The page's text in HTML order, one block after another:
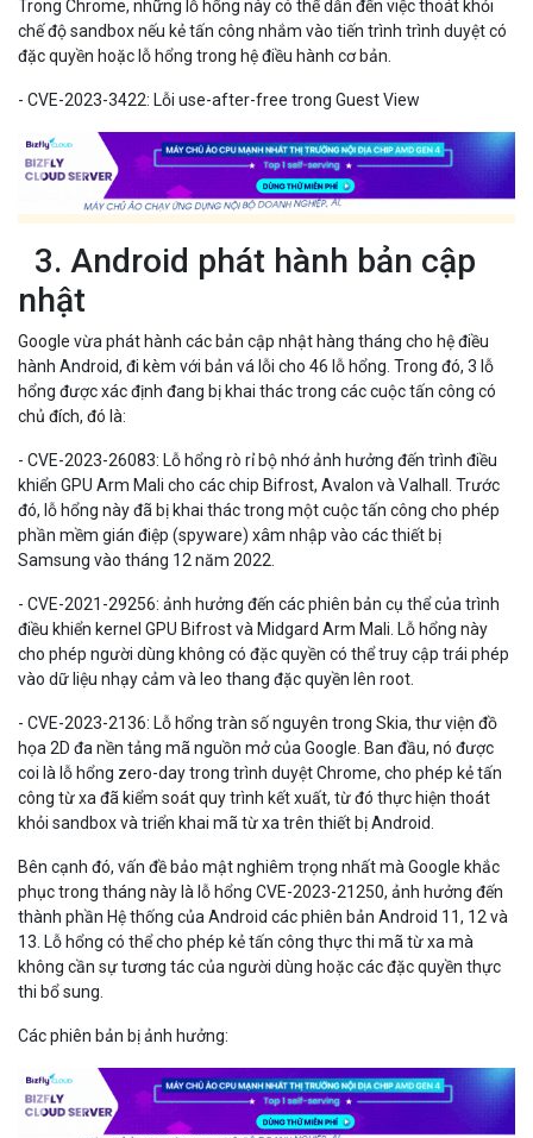
Trong Chrome, những lỗ hổng này có thể dẫn đến việc thoát khỏi
chế độ sandbox nếu kẻ tấn công nhắm vào tiến trình trình duyệt có
đặc quyền hoặc lỗ hổng trong hệ điều hành cơ bản.
- CVE-2023-3422: Lỗi use-after-free trong Guest View
3. Android phát hành bản cập
nhật
Google vừa phát hành các bản cập nhật hàng tháng cho hệ điều
hành Android, đi kèm với bản vá lỗi cho 46 lỗ hổng. Trong đó, 3 lỗ
hổng được xác định đang bị khai thác trong các cuộc tấn công có
chủ đích, đó là:
- CVE-2023-26083: Lỗ hổng rò rỉ bộ nhớ ảnh hưởng đến trình điều
khiển GPU Arm Mali cho các chip Bifrost, Avalon và Valhall. Trước
đó, lỗ hổng này đã bị khai thác trong một cuộc tấn công cho phép
phần mềm gián điệp (spyware) xâm nhập vào các thiết bị
Samsung vào tháng 12 năm 2022.
- CVE-2021-29256: ảnh hưởng đến các phiên bản cụ thể của trình
điều khiển kernel GPU Bifrost và Midgard Arm Mali. Lỗ hổng này
cho phép người dùng không có đặc quyền có thể truy cập trái phép
vào dữ liệu nhạy cảm và leo thang đặc quyền lên root.
- CVE-2023-2136: Lỗ hổng tràn số nguyên trong Skia, thư viện đồ
họa 2D đa nền tảng mã nguồn mở của Google. Ban đầu, nó được
coi là lỗ hổng zero-day trong trình duyệt Chrome, cho phép kẻ tấn
công từ xa đã kiểm soát quy trình kết xuất, từ đó thực hiện thoát
khỏi sandbox và triển khai mã từ xa trên thiết bị Android.
Bên cạnh đó, vấn đề bảo mật nghiêm trọng nhất mà Google khắc
phục trong tháng này là lỗ hổng CVE-2023-21250, ảnh hưởng đến
thành phần Hệ thống của Android các phiên bản Android 11, 12 và
13. Lỗ hổng có thể cho phép kẻ tấn công thực thi mã từ xa mà
không cần sự tương tác của người dùng hoặc các đặc quyền thực
thi bổ sung.
Các phiên bản bị ảnh hưởng: